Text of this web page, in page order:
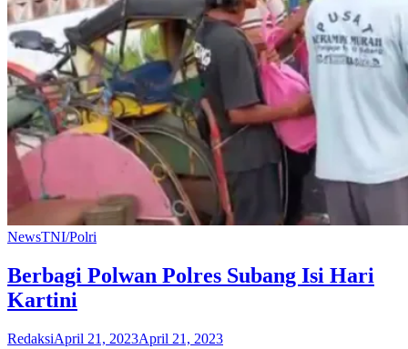
NewsTNI/Polri
Berbagi Polwan Polres Subang Isi Hari
Kartini
RedaksiApril 21, 2023April 21, 2023